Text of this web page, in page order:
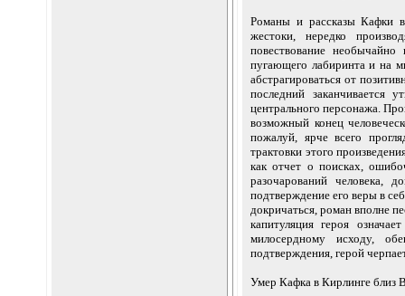
Романы и рассказы Кафки
жестоки, нередко
повествование
пугающего лабиринта и на
абстрагироваться от
последний заканчивается
центрального персонажа.
возможный конец
пожалуй, ярче всего
трактовки этого
как отчет о поисках,
разочарований человека,
подтверждение его веры в
докричаться, роман вполне
капитуляция героя
милосердному исходу,
подтверждения, герой
Умер Кафка в Кирлинге близ